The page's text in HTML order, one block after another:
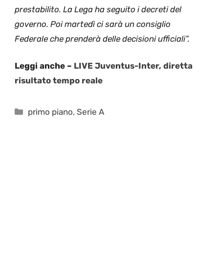
prestabilito. La Lega ha seguito i decreti del
governo. Poi martedì ci sarà un consiglio
Federale che prenderà delle decisioni ufficiali”.
Leggi anche – LIVE Juventus-Inter, diretta
risultato tempo reale
Categorie
primo piano,Serie A